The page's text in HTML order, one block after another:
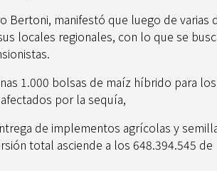
Bertoni, manifestó que luego de varias
locales regionales, con lo que se
1.000 bolsas de maíz híbrido para los
por la sequía,
de implementos agrícolas y
total asciende a los 648.394.545 de